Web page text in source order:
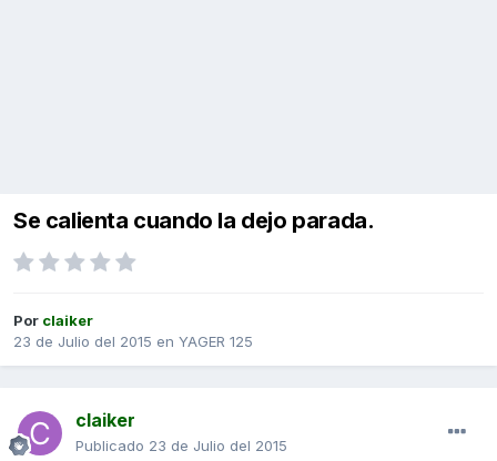
Se calienta cuando la dejo parada.
Por claiker
23 de Julio del 2015 en YAGER 125
claiker
Publicado 23 de Julio del 2015